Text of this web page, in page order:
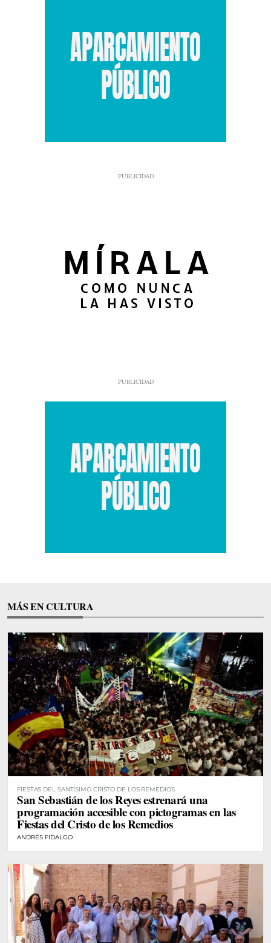
MÁS EN CULTURA
FIESTAS DEL SANTÍSIMO CRISTO DE LOS REMEDIOS
San Sebastián de los Reyes estrenará una
programación accesible con pictogramas en las
Fiestas del Cristo de los Remedios
ANDRÉS FIDALGO